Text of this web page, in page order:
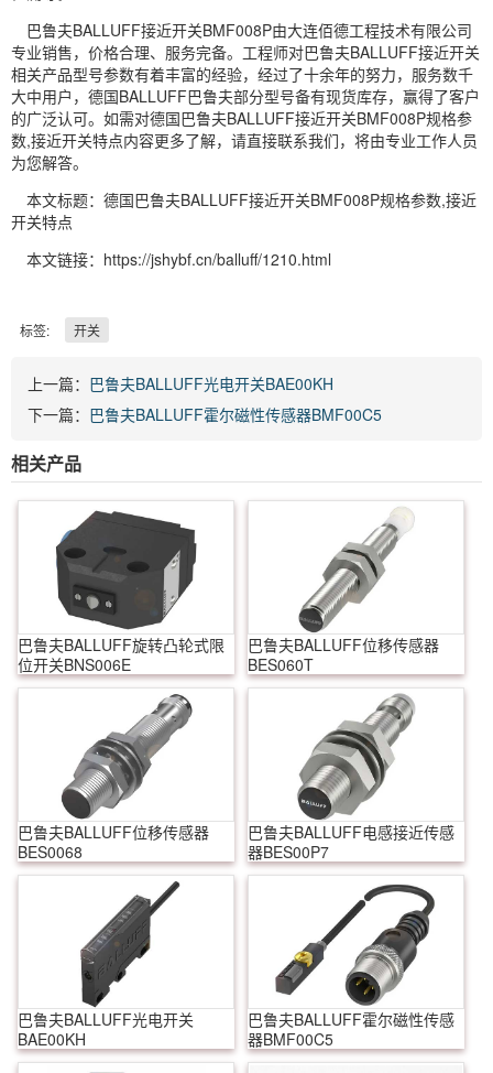
巴鲁夫BALLUFF接近开关BMF008P由大连佰德工程技术有限公司
专业销售，价格合理、服务完备。工程师对巴鲁夫BALLUFF接近开关
相关产品型号参数有着丰富的经验，经过了十余年的努力，服务数千
大中用户，德国BALLUFF巴鲁夫部分型号备有现货库存，赢得了客户
的广泛认可。如需对德国巴鲁夫BALLUFF接近开关BMF008P规格参
数,接近开关特点内容更多了解，请直接联系我们，将由专业工作人员
为您解答。
本文标题：德国巴鲁夫BALLUFF接近开关BMF008P规格参数,接近
开关特点
本文链接：https://jshybf.cn/balluff/1210.html
标签: 开关
上一篇： 巴鲁夫BALLUFF光电开关BAE00KH
下一篇： 巴鲁夫BALLUFF霍尔磁性传感器BMF00C5
相关产品
巴鲁夫BALLUFF旋转凸轮式限
位开关BNS006E
巴鲁夫BALLUFF位移传感器
BES060T
巴鲁夫BALLUFF位移传感器
BES0068
巴鲁夫BALLUFF电感接近传感
器BES00P7
巴鲁夫BALLUFF光电开关
BAE00KH
巴鲁夫BALLUFF霍尔磁性传感
器BMF00C5